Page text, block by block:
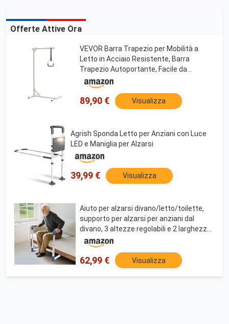
Offerte Attive Ora
VEVOR Barra Trapezio per Mobilità a
Letto in Acciaio Resistente, Barra
Trapezio Autoportante, Facile da
Installare, per Anziani Disabili, Ideale per
Ospedali, Casa di Cura e Assistenza
Domiciliare
89,90 € Visualizza
Agrish Sponda Letto per Anziani con Luce
LED e Maniglia per Alzarsi
39,99 € Visualizza
Aiuto per alzarsi divano/letto/toilette,
supporto per alzarsi per anziani dal
divano, 3 altezze regolabili e 2 larghezze
regolabili aiuto sollevamento divano,
maniglia di sicurezza con piedini
62,99 € Visualizza